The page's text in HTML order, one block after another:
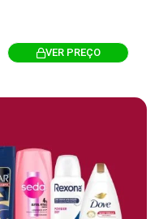
VER PREÇO